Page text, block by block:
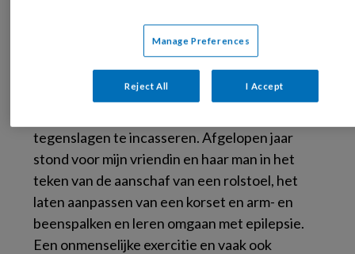
zorg op het hele gezin. Waar de meeste ouders
met kleine kinderen vurig verlangen naar de
tijd dat die zelfstandiger worden, vraagt een
zorgintensief kind vooral veel veerkracht van
tegenslagen te incasseren. Afgelopen jaar
stond voor mijn vriendin en haar man in het
teken van de aanschaf van een rolstoel, het
laten aanpassen van een korset en arm- en
beenspalken en leren omgaan met epilepsie.
Een onmenselijke exercitie en vaak ook
Manage Preferences
Reject All I Accept